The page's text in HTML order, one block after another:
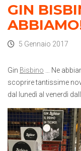
GIN
5 Gennaio 2017
Gin Bisbino … Ne
scoprire tantissime
dal lunedì al venerdì